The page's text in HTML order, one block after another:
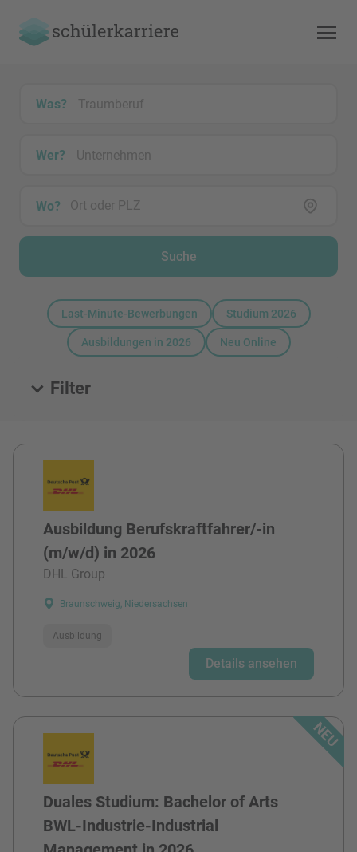
Was?
Wer?
Wo?
Suche
Last-Minute-Bewerbungen Studium 2026
Ausbildungen in 2026 Neu Online
Filter
Alle Stellen
Ausbildung Berufskraftfahrer/-in
(m/w/d) in 2026
DHL Group
Braunschweig, Niedersachsen
Ausbildung
Details ansehen
Duales Studium: Bachelor of Arts
BWL-Industrie-Industrial